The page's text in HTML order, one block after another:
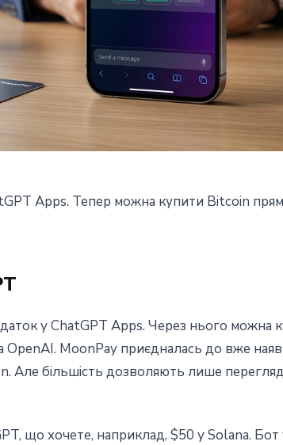
тепер купуй Bitcoin
Apps. Тепер можна купити Bitcoin
у ChatGPT Apps. Через нього можна
OpenAI. MoonPay приєдналась до вже
Але більшість дозволяють лише
що хочете, наприклад, $50 у Solana. Бот